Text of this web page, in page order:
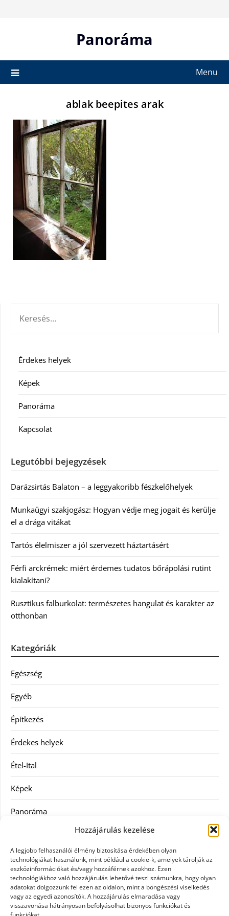
Hozzájárulás kezelése
A legjobb felhasználói élmény biztosítása érdekében olyan
technológiákat használunk, mint például a cookie-k, amelyek tárolják az
eszközinformációkat és/vagy hozzáférnek azokhoz. Ezen
technológiákhoz való hozzájárulás lehetővé teszi számunkra, hogy olyan
adatokat dolgozzunk fel ezen az oldalon, mint a böngészési viselkedés
vagy az egyedi azonosítók. A hozzájárulás elmaradása vagy
visszavonása hátrányosan befolyásolhat bizonyos funkciókat és
Panoráma
Menu
ablak beepites arak
Érdekes helyek
Képek
Panoráma
Kapcsolat
Legutóbbi bejegyzések
Darázsirtás Balaton – a leggyakoribb fészkelőhelyek
Munkaügyi szakjogász: Hogyan védje meg jogait és kerülje
el a drága vitákat
Tartós élelmiszer a jól szervezett háztartásért
Férfi arckrémek: miért érdemes tudatos bőrápolási rutint
kialakítani?
Rusztikus falburkolat: természetes hangulat és karakter az
otthonban
Kategóriák
Egészség
Egyéb
Építkezés
Érdekes helyek
Étel-Ital
Képek
Panoráma
Szolgáltatás
Vásárlás
Webáruházak